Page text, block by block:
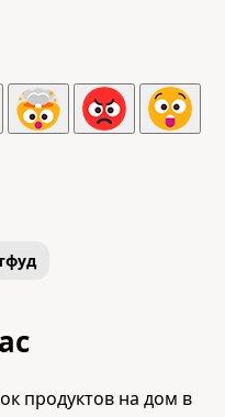
продуктов на дом в